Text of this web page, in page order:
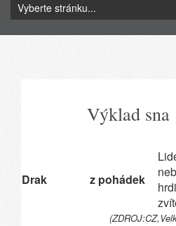
Výklad
Drak z pohádek